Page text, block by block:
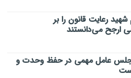
رعایت قانون را بر
می‌دانستند
عامل مهمی در حفظ وحدت و